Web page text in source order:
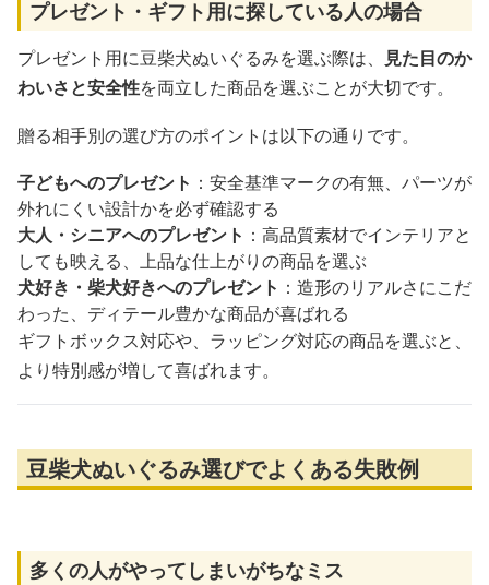
プレゼント・ギフト用に探している人の場合
プレゼント用に豆柴犬ぬいぐるみを選ぶ際は、 見た目のか
わいさと安全性を両立した商品を選ぶことが大切です。
贈る相手別の選び方のポイントは以下の通りです。
子どもへのプレゼント ：安全基準マークの有無、パーツが
外れにくい設計かを必ず確認する
大人・シニアへのプレゼント ：高品質素材でインテリアと
しても映える、上品な仕上がりの商品を選ぶ
犬好き・柴犬好きへのプレゼント ：造形のリアルさにこだ
わった、ディテール豊かな商品が喜ばれる
ギフトボックス対応や、ラッピング対応の商品を選ぶと、
より特別感が増して喜ばれます。
豆柴犬ぬいぐるみ選びでよくある失敗例
多くの人がやってしまいがちなミス